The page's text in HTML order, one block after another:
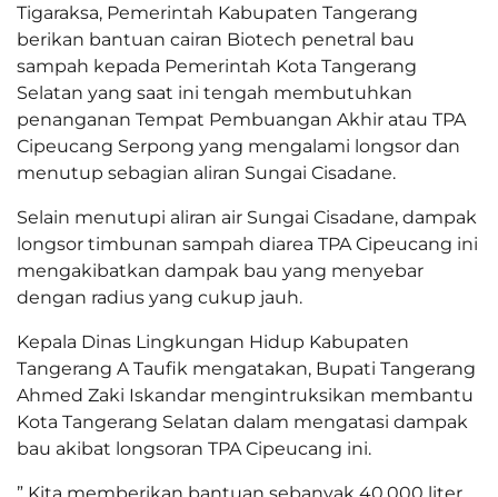
Tigaraksa, Pemerintah Kabupaten Tangerang
berikan bantuan cairan Biotech penetral bau
sampah kepada Pemerintah Kota Tangerang
Selatan yang saat ini tengah membutuhkan
penanganan Tempat Pembuangan Akhir atau TPA
Cipeucang Serpong yang mengalami longsor dan
menutup sebagian aliran Sungai Cisadane.
Selain menutupi aliran air Sungai Cisadane, dampak
longsor timbunan sampah diarea TPA Cipeucang ini
mengakibatkan dampak bau yang menyebar
dengan radius yang cukup jauh.
Kepala Dinas Lingkungan Hidup Kabupaten
Tangerang A Taufik mengatakan, Bupati Tangerang
Ahmed Zaki Iskandar mengintruksikan membantu
Kota Tangerang Selatan dalam mengatasi dampak
bau akibat longsoran TPA Cipeucang ini.
” Kita memberikan bantuan sebanyak 40.000 liter